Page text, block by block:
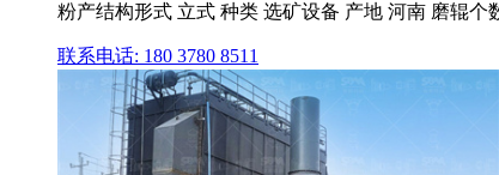
粉产结构形式 立式 种类 选矿设备 产地 河南 磨辊个
联系电话: 180 3780 8511